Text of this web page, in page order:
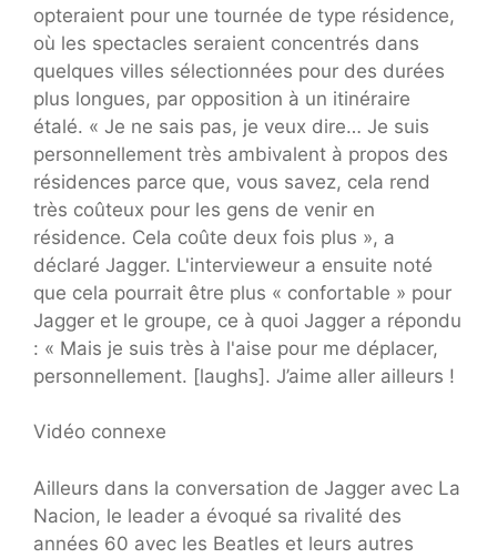
opteraient pour une tournée de type résidence,
où les spectacles seraient concentrés dans
quelques villes sélectionnées pour des durées
plus longues, par opposition à un itinéraire
étalé. « Je ne sais pas, je veux dire… Je suis
personnellement très ambivalent à propos des
résidences parce que, vous savez, cela rend
très coûteux pour les gens de venir en
résidence. Cela coûte deux fois plus », a
déclaré Jagger. L'intervieweur a ensuite noté
que cela pourrait être plus « confortable » pour
Jagger et le groupe, ce à quoi Jagger a répondu
: « Mais je suis très à l'aise pour me déplacer,
personnellement. [laughs]. J’aime aller ailleurs !
Vidéo connexe
Ailleurs dans la conversation de Jagger avec La
Nacion, le leader a évoqué sa rivalité des
années 60 avec les Beatles et leurs autres